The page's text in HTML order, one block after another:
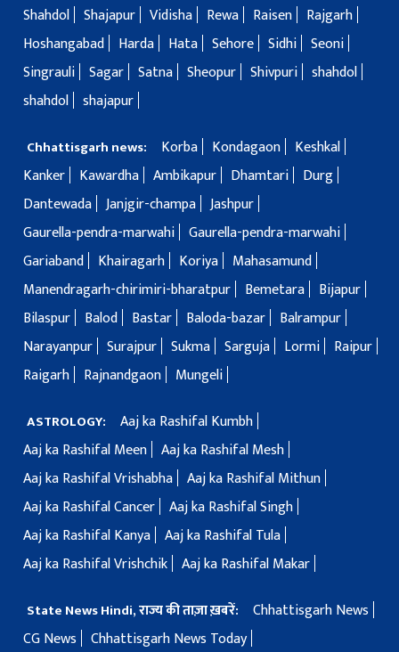
Shahdol Shajapur Vidisha Rewa Raisen
Rajgarh
Hoshangabad
Harda Hata Sehore Sidhi Seoni
Singrauli Sagar Satna Sheopur Shivpuri shahdol
shahdol shajapur
Chhattisgarh news: Korba Kondagaon
Keshkal
Kanker
Kawardha Ambikapur Dhamtari
Durg
Dantewada Janjgir-champa Jashpur
Gaurella-pendra-marwahi Gaurella-pendra-marwahi
Gariaband
Khairagarh Koriya
Mahasamund
Manendragarh-chirimiri-bharatpur
Bemetara
Bijapur
Bilaspur
Balod Bastar Baloda-bazar
Balrampur
Narayanpur Surajpur Sukma Sarguja Lormi
Raipur
Raigarh
Rajnandgaon Mungeli
ASTROLOGY:
Aaj ka Rashifal Kumbh
Aaj ka Rashifal Meen Aaj ka Rashifal Mesh
Aaj ka Rashifal Vrishabha Aaj ka Rashifal Mithun
Aaj ka Rashifal Cancer Aaj ka Rashifal Singh
Aaj ka Rashifal Kanya Aaj ka Rashifal Tula
Aaj ka Rashifal Vrishchik Aaj ka Rashifal Makar
State News Hindi, राज्य की ताज़ा ख़बरें:
Chhattisgarh News
CG News
Chhattisgarh News Today